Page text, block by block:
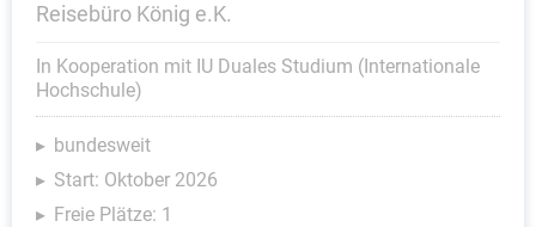
Reisebüro König e.K.
In Kooperation mit IU Duales Studium (Internationale
Hochschule)
bundesweit
Start: Oktober 2026
Freie Plätze: 1